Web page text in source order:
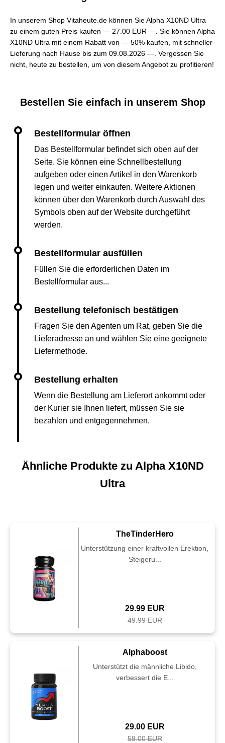
In unserem Shop Vitaheute.de können Sie Alpha X10ND Ultra
zu einem guten Preis kaufen — 27.00 EUR — . Sie können Alpha
X10ND Ultra mit einem Rabatt von — 50% kaufen, mit schneller
Lieferung nach Hause bis zum 09.08.2026 —. Vergessen Sie
nicht, heute zu bestellen, um von diesem Angebot zu profitieren!
Bestellen Sie einfach in unserem Shop
Das Bestellformular befindet sich oben auf der
Seite. Sie können eine Schnellbestellung
aufgeben oder einen Artikel in den Warenkorb
legen und weiter einkaufen. Weitere Aktionen
können über den Warenkorb durch Auswahl des
Symbols oben auf der Website durchgeführt
werden.
Füllen Sie die erforderlichen Daten im
Bestellformular aus...
Fragen Sie den Agenten um Rat, geben Sie die
Lieferadresse an und wählen Sie eine geeignete
Liefermethode.
Wenn die Bestellung am Lieferort ankommt oder
der Kurier sie Ihnen liefert, müssen Sie sie
bezahlen und entgegennehmen.
Ähnliche Produkte zu Alpha X10ND
Ultra
TheTinderHero
Unterstützung einer kraftvollen Erektion,
Steigeru...
29.99 EUR
49.99 EUR
Alphaboost
Unterstützt die männliche Libido,
verbessert die E...
29.00 EUR
58.00 EUR